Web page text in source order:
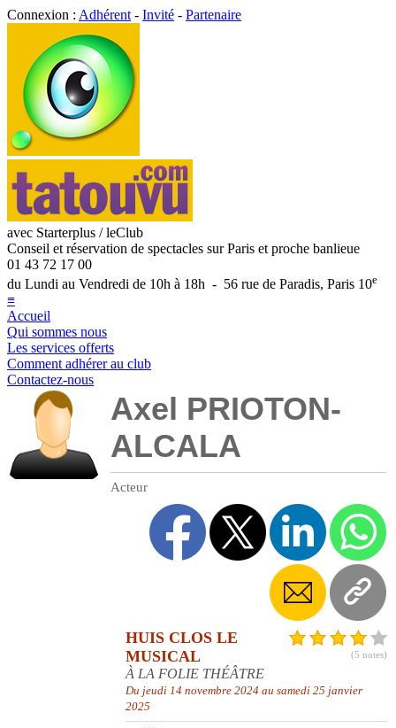
Connexion : Adhérent - Invité - Partenaire
avec Starterplus / leClub
Conseil et réservation de spectacles sur Paris et proche banlieue
01 43 72 17 00
du Lundi au Vendredi de 10h à 18h - 56 rue de Paradis, Paris 10e
≡
Accueil
Qui sommes nous
Les services offerts
Comment adhérer au club
Contactez-nous
Axel PRIOTON-
ALCALA
Acteur
(5 notes)
HUIS CLOS LE
MUSICAL
À LA FOLIE THÉÂTRE
Du jeudi 14 novembre 2024 au samedi 25 janvier
2025